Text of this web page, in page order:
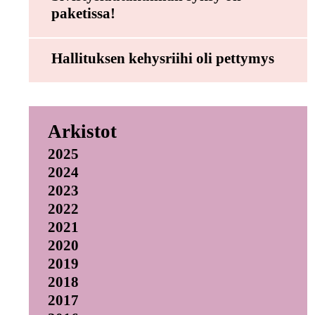
paketissa!
Hallituksen kehysriihi oli pettymys
Arkistot
2025
2024
2023
2022
2021
2020
2019
2018
2017